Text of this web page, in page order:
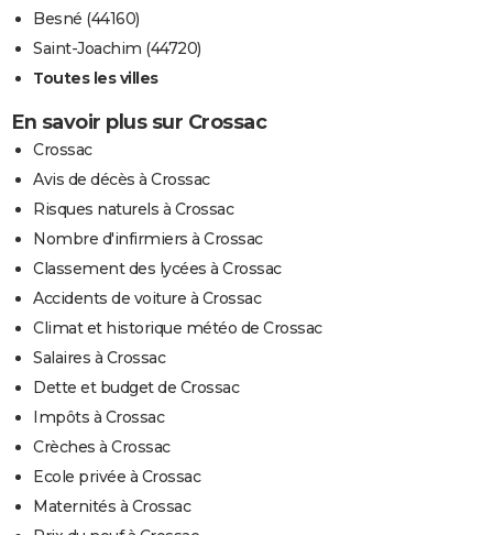
Besné (44160)
Saint-Joachim (44720)
Toutes les villes
En savoir plus sur Crossac
Crossac
Avis de décès à Crossac
Risques naturels à Crossac
Nombre d'infirmiers à Crossac
Classement des lycées à Crossac
Accidents de voiture à Crossac
Climat et historique météo de Crossac
Salaires à Crossac
Dette et budget de Crossac
Impôts à Crossac
Crèches à Crossac
Ecole privée à Crossac
Maternités à Crossac